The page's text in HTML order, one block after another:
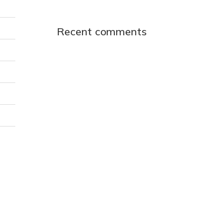
Recent comments